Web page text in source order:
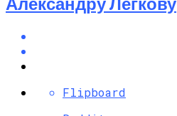
Flipboard